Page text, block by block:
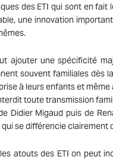
des ETI qui sont en
une innovation
ajouter une spécificité
souvent familiales dès
à leurs enfants et
toute transmission
Didier Migaud puis de
se différencie clairement
atouts des ETI on peut